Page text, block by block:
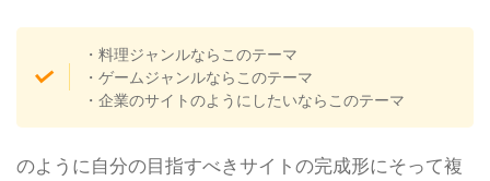
・料理ジャンルならこのテーマ
・ゲームジャンルならこのテーマ
・企業のサイトのようにしたいならこのテーマ
のように自分の目指すべきサイトの完成形にそって複